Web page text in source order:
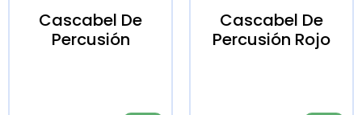
Cascabel De
Percusión
Cascabel De
Percusión Rojo